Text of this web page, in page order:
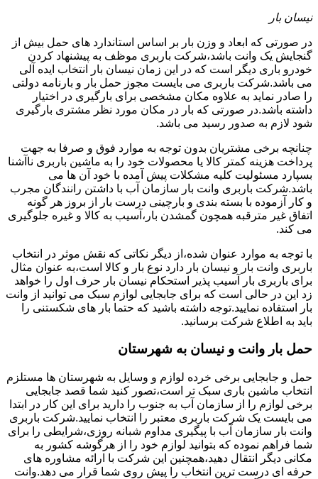
نیسان بار
در صورتی که ابعاد و وزن بار بر اساس استاندارد های حمل بیش از
گنجایش یک وانت باشد،شرکت باربری موظف به پیشنهاد کردن
خودرو باری دیگر است که در این زمان نیسان بار انتخاب ایده آلی
می باشد.شرکت باربری می بایست مجوز حمل بار و بارنامه دولتی
را صادر نماید به علاوه مکان مشخصی برای بارگیری در اختیار
داشته باشد.در صورتی که بار در مکان مورد نظر مشتری بارگیری
شود لازم به صدور رسید می باشد.
چنانچه برخی مشتریان بدون توجه به موارد فوق و صرفا به جهت
پرداخت هزینه کمتر کالا یا محصولات خود را به ماشین باربری ناآشنا
بسپارد مسئولیت کلیه مشکلات پیش آمده با خود آن ها می
باشد.شرکت باربری وانت بار سازمان آب با داشتن رانندگان مجرب
و کار آزموده با بسته بندی و بارچینی درست بار از بروز هر گونه
اتفاق غیر مترقبه همچون گمشدن بار،آسیب به کالا و غیره جلوگیری
می کند.
با توجه به موارد عنوان شده،از دیگر نکاتی که نقش موثر در انتخاب
باربری وانت بار و نیسان بار دارد نوع بار و کالا است،به عنوان مثال
برای باربری بار آسیب پذیر استحکام نیسان بار حرف اول را خواهد
زد این در حالی است که برای جابجایی لوازم سبک می توانید از وانت
بار استفاده نمایید.توجه داشته باشید که حتما بار های شکستنی را
باید به اطلاع شرکت برسانید.
حمل بار وانت و نیسان به شهرستان
حمل و جابجایی برخی خرده لوازم و وسایل به شهرستان ها مستلزم
انتخاب ماشین باری سبک تر است،تصور کنید شما قصد جابجایی
برخی لوازم را از سازمان آب به جنوب را دارید برای این کار در ابتدا
می بایست یک شرکت باربری معتبر را انتخاب نمایید.شرکت باربری
وانت بار سازمان آب با پیگیری مداوم شبانه روزی،شرایطی را برای
شما فراهم نموده که بتوانید لوازم خود را از هرگوشه کشور به
مکانی دیگر انتقال دهید،همچنین این شرکت با ارائه مشاوره های
حرفه ای درست ترین انتخاب را پیش روی شما قرار می دهد.وانت